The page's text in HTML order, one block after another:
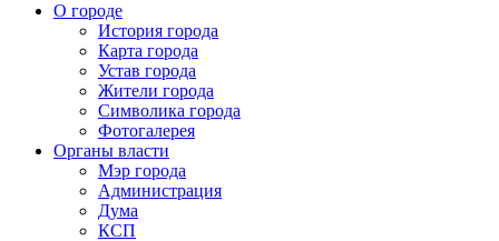
О городе
История города
Карта города
Устав города
Жители города
Символика города
Фотогалерея
Органы власти
Мэр города
Администрация
Дума
КСП